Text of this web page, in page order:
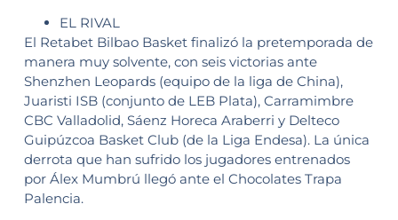
EL RIVAL
El Retabet Bilbao Basket finalizó la pretemporada de
manera muy solvente, con seis victorias ante
Shenzhen Leopards (equipo de la liga de China),
Juaristi ISB (conjunto de LEB Plata), Carramimbre
CBC Valladolid, Sáenz Horeca Araberri y Delteco
Guipúzcoa Basket Club (de la Liga Endesa). La única
derrota que han sufrido los jugadores entrenados
por Álex Mumbrú llegó ante el Chocolates Trapa
Palencia.